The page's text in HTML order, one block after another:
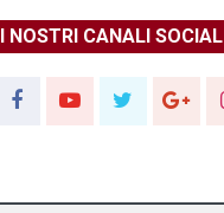
I NOSTRI CANALI SOCIAL